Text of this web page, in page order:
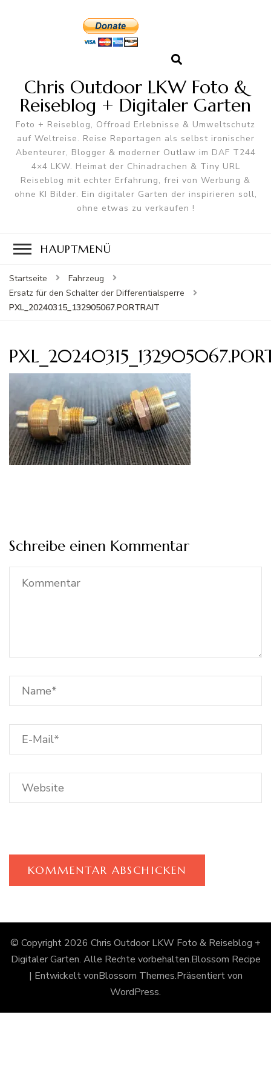
Chris Outdoor LKW Foto &
Reiseblog + Digitaler Garten
Foto + Reiseblog, Offroad Erlebnisse & Umweltschutz
auf Weltreise. Reise Reportagen als selbst ironischer
Abenteurer, Blogger & moderner Outlaw im DAF T244
4×4 LKW. Heimat der Chinadrachen & Tiny URL
Reiseblog mit echter Erfahrung, frei von Werbung &
ohne KI Bilder. Ein digitaler Garten der inspirieren soll,
ohne etwas zu verkaufen !
HAUPTMENÜ
Startseite
Fahrzeug
Ersatz für den Schalter der Differentialsperre
PXL_20240315_132905067.PORTRAIT
Schreibe einen Kommentar
© Copyright 2026 Chris Outdoor LKW Foto & Reiseblog +
Digitaler Garten. Alle Rechte vorbehalten.Blossom Recipe
| Entwickelt vonBlossom Themes.Präsentiert von
WordPress.